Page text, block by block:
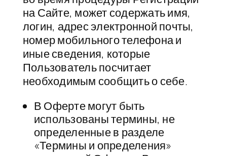
на Сайте, может содержать имя,
логин, адрес электронной почты,
номер мобильного телефона и
иные сведения, которые
Пользователь посчитает
необходимым сообщить о себе.
В Оферте могут быть
использованы термины, не
определенные в разделе
«Термины и определения»